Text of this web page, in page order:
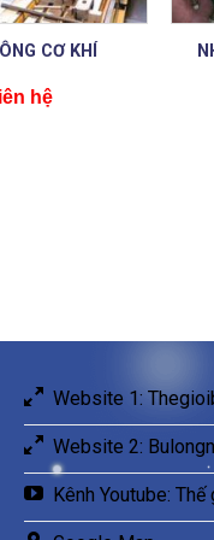
CƠ KHÍ
hệ
Website 1:
Website 2:
Kênh Youtube: